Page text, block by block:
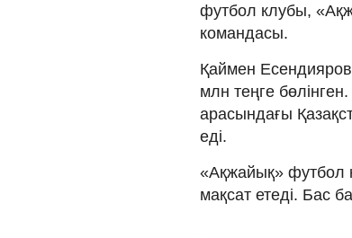
футбол клубы,
командасы.
Қаймен
млн теңге
арасындағы
еді.
«Ақжайық» футбол
мақсат етеді. Бас